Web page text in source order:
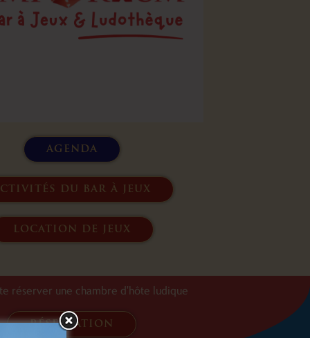
agenda
du bar à jeux
location de jeux
réserver une chambre d'hôte ludique
réservation